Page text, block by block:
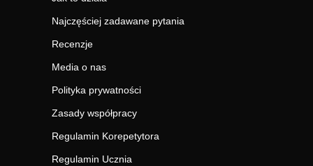
Najczęściej zadawane pytania
Recenzje
Media o nas
Polityka prywatności
Zasady współpracy
Regulamin Korepetytora
Regulamin Ucznia